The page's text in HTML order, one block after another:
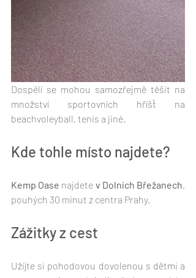
Dospělí se mohou samozřejmě těšit na
množství sportovních hříšť na
beachvoleyball, tenis a jiné.
Kde tohle místo najdete?
Kemp Oase najdete v Dolních Břežanech,
pouhých 30 minut z centra Prahy.
Zážitky z cest
Užijte si pohodovou dovolenou s dětmi a